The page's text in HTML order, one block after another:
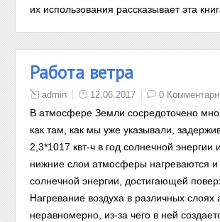
их использования рассказывает эта
Работа ветра
admin 12.06.2017 0
В атмосфере Земли сосредоточено
как там, как мы уже указывали,
2,3*1017 квт-ч в год солнечной энергии
нижние слои атмосферы нагреваются и
солнечной энергии, достигающей
Нагревание воздуха в различных
неравномерно, из-за чего в ней